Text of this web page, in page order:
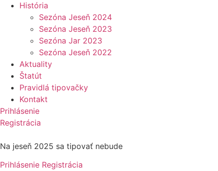
História
Sezóna Jeseň 2024
Sezóna Jeseň 2023
Sezóna Jar 2023
Sezóna Jeseň 2022
Aktuality
Štatút
Pravidlá tipovačky
Kontakt
Prihlásenie
Registrácia
Na jeseň 2025 sa tipovať nebude
Prihlásenie Registrácia